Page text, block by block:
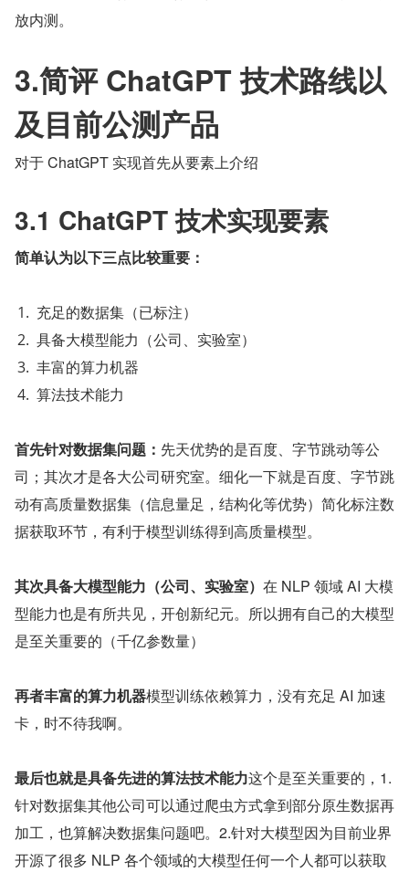
放内测。
3.简评 ChatGPT 技术路线以
及目前公测产品
对于 ChatGPT 实现首先从要素上介绍
3.1 ChatGPT 技术实现要素
简单认为以下三点比较重要：
充足的数据集（已标注）
具备大模型能力（公司、实验室）
丰富的算力机器
算法技术能力
首先针对数据集问题： 先天优势的是百度、字节跳动等公
司；其次才是各大公司研究室。细化一下就是百度、字节跳
动有高质量数据集（信息量足，结构化等优势）简化标注数
据获取环节，有利于模型训练得到高质量模型。
其次具备大模型能力（公司、实验室） 在 NLP 领域 AI 大模
型能力也是有所共见，开创新纪元。所以拥有自己的大模型
是至关重要的（千亿参数量）
再者丰富的算力机器模型训练依赖算力，没有充足 AI 加速
卡，时不待我啊。
最后也就是具备先进的算法技术能力这个是至关重要的，1.
针对数据集其他公司可以通过爬虫方式拿到部分原生数据再
加工，也算解决数据集问题吧。2.针对大模型因为目前业界
开源了很多 NLP 各个领域的大模型任何一个人都可以获取